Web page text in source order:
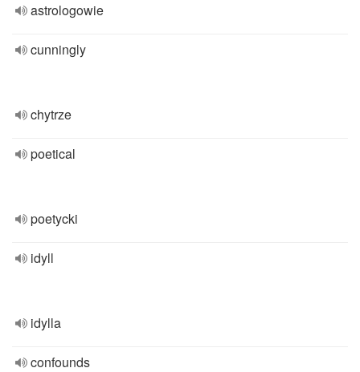
astrologowie
cunningly
chytrze
poetical
poetycki
idyll
idylla
confounds